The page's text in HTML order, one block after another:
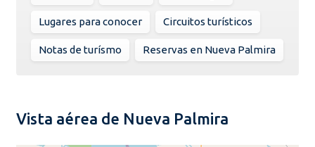
Lugares para conocer Circuitos turísticos
Notas de turísmo Reservas en Nueva Palmira
Vista aérea de Nueva Palmira